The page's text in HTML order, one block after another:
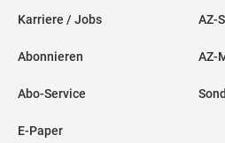
Karriere / Jobs
Abonnieren
Abo-Service
E-Paper
AZ-
AZ-